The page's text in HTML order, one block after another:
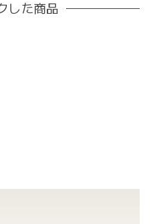
した商品